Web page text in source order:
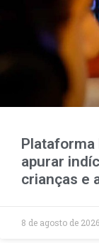
Plataforma
apurar
crianças e
8 de agosto de 2026